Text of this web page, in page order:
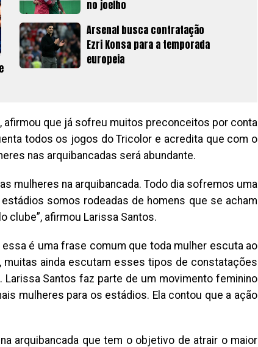
no joelho
Arsenal busca contratação
Ezri Konsa para a temporada
europeia
afirmou que já sofreu muitos preconceitos por conta
todos os jogos do Tricolor e acredita que com o
nas arquibancadas será abundante.
mulheres na arquibancada. Todo dia sofremos uma
somos rodeadas de homens que se acham
clube”, afirmou Larissa Santos.
é uma frase comum que toda mulher escuta ao
ainda escutam esses tipos de constatações
Santos faz parte de um movimento feminino
mulheres para os estádios. Ela contou que a ação
arquibancada que tem o objetivo de atrair o maior